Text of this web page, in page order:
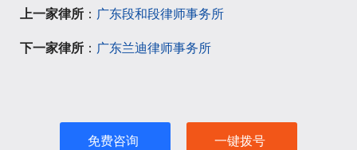
上一家律所 ： 广东段和段律师事务所
下一家律所 ： 广东兰迪律师事务所
免费咨询 一键拨号